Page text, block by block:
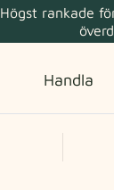
Högst rankade
Handla